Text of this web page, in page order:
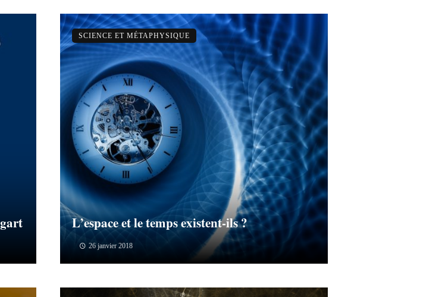
L’espace et le temps existent-ils ?
26 janvier 2018
SCIENCE ET MÉTAPHYSIQUE